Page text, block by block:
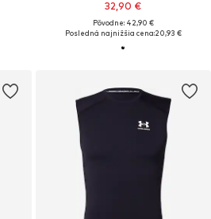
32,90 €
Pôvodne: 42,90 €
Posledná najnižšia cena:20,93 €